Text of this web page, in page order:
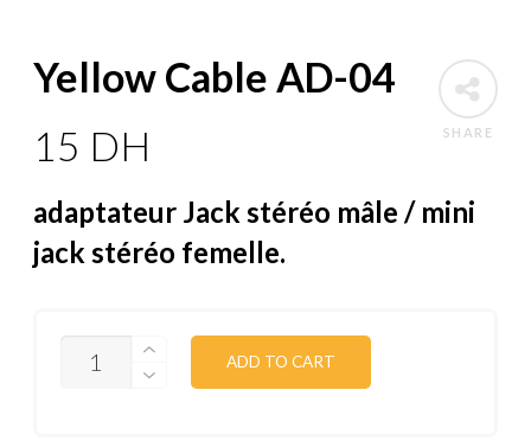
SHARE
Yellow Cable AD-04
15 DH
adaptateur Jack stéréo mâle / mini
jack stéréo femelle.
QUANTITY
ADD TO CART